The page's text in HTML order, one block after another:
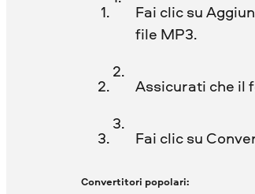
Fai clic su
file MP3.
Assicurati che il
Fai clic su
Convertitori popolari: